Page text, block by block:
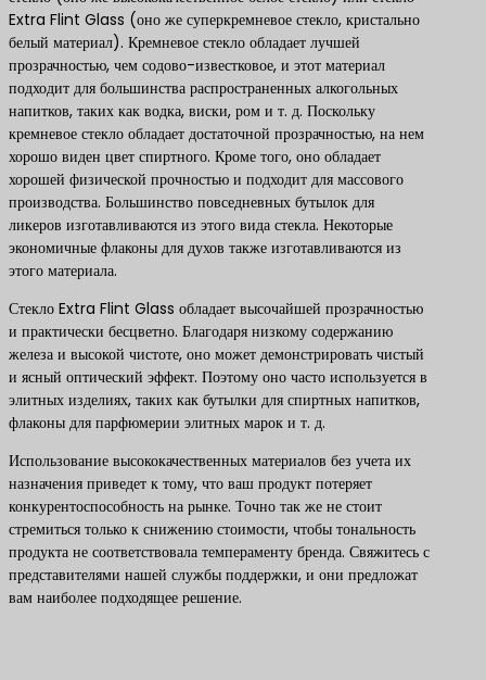
Extra Flint Glass (оно же суперкремневое стекло, кристально
белый материал). Кремневое стекло обладает лучшей
прозрачностью, чем содово-известковое, и этот материал
подходит для большинства распространенных алкогольных
напитков, таких как водка, виски, ром и т. д. Поскольку
кремневое стекло обладает достаточной прозрачностью, на нем
хорошо виден цвет спиртного. Кроме того, оно обладает
хорошей физической прочностью и подходит для массового
производства. Большинство повседневных бутылок для
ликеров изготавливаются из этого вида стекла. Некоторые
экономичные флаконы для духов также изготавливаются из
этого материала.
Стекло Extra Flint Glass обладает высочайшей прозрачностью
и практически бесцветно. Благодаря низкому содержанию
железа и высокой чистоте, оно может демонстрировать чистый
и ясный оптический эффект. Поэтому оно часто используется в
элитных изделиях, таких как бутылки для спиртных напитков,
флаконы для парфюмерии элитных марок и т. д.
Использование высококачественных материалов без учета их
назначения приведет к тому, что ваш продукт потеряет
конкурентоспособность на рынке. Точно так же не стоит
стремиться только к снижению стоимости, чтобы тональность
продукта не соответствовала темпераменту бренда. Свяжитесь с
представителями нашей службы поддержки, и они предложат
вам наиболее подходящее решение.